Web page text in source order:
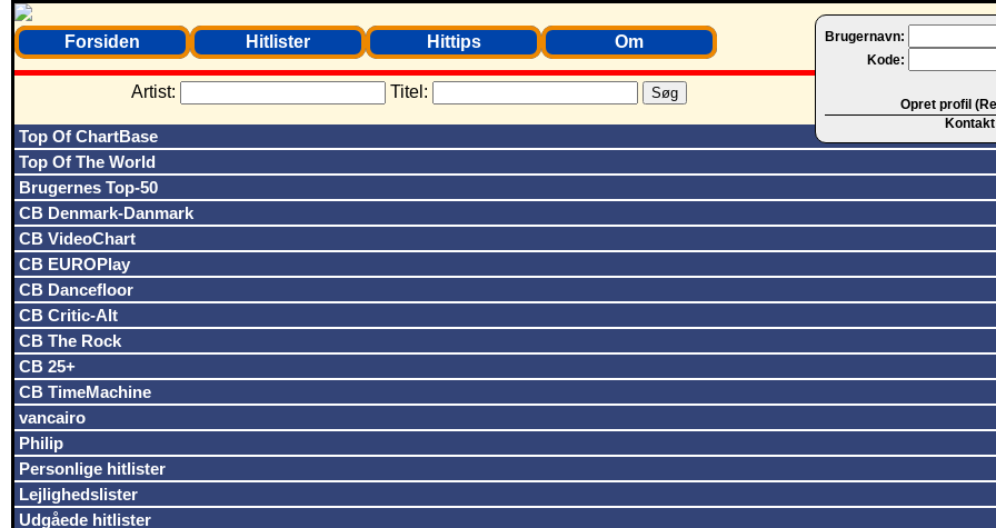
Brugernavn:
Kode:
Opret profil
Kontakt
Forsiden Hitlister Hittips Om
Artist: Titel:
Top Of ChartBase
Top Of The World
Brugernes Top-50
CB Denmark-Danmark
CB VideoChart
CB EUROPlay
CB Dancefloor
CB Critic-Alt
CB The Rock
CB 25+
CB TimeMachine
vancairo
Philip
Personlige hitlister
Lejlighedslister
Udgåede hitlister